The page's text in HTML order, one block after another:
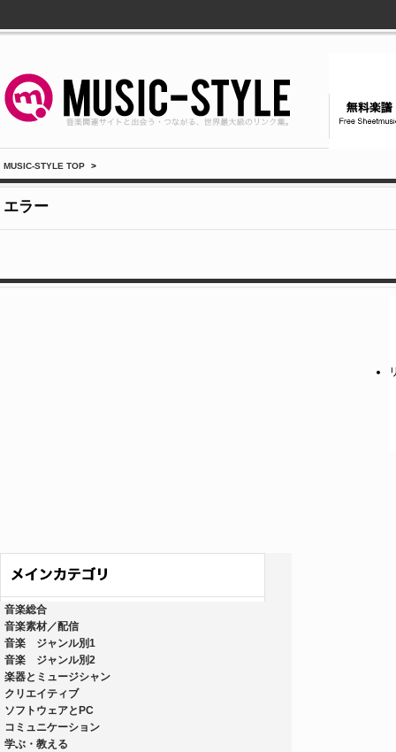
MUSIC-STYLE TOP >
エラー
音楽総合
音楽素材／配信
音楽 ジャンル別1
音楽 ジャンル別2
楽器とミュージシャン
クリエイティブ
ソフトウェアとPC
コミュニケーション
学ぶ・教える